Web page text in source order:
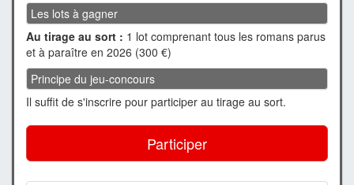
Les lots à gagner
Au tirage au sort : 1 lot comprenant tous les romans parus
et à paraître en 2026 (300 €)
Principe du jeu-concours
Il suffit de s'inscrire pour participer au tirage au sort.
Participer